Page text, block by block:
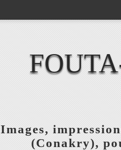
Images,
(Conakry),